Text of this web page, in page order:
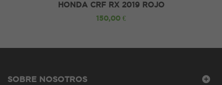
HONDA CRF RX 2019 ROJO
150,00 €
SOBRE NOSOTROS